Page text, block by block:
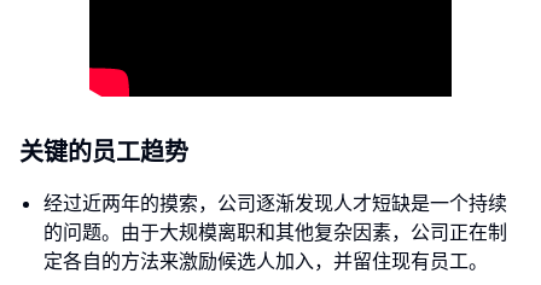
关键的员工趋势
经过近两年的摸索，公司逐渐发现人才短缺是一个持续
的问题。由于大规模离职和其他复杂因素，公司正在制
定各自的方法来激励候选人加入，并留住现有员工。